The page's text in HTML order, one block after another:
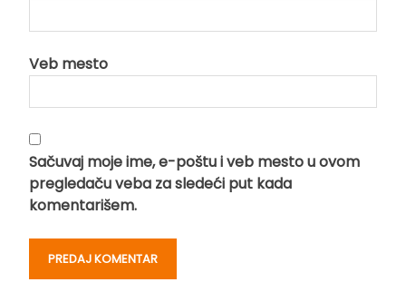
Veb mesto
Sačuvaj moje ime, e-poštu i veb mesto u ovom
pregledaču veba za sledeći put kada
komentarišem.